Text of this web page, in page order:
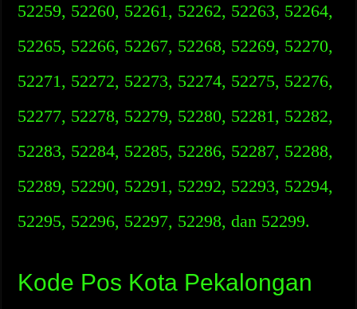
52259, 52260, 52261, 52262, 52263, 52264,
52265, 52266, 52267, 52268, 52269, 52270,
52271, 52272, 52273, 52274, 52275, 52276,
52277, 52278, 52279, 52280, 52281, 52282,
52283, 52284, 52285, 52286, 52287, 52288,
52289, 52290, 52291, 52292, 52293, 52294,
52295, 52296, 52297, 52298, dan 52299.
Kode Pos Kota Pekalongan